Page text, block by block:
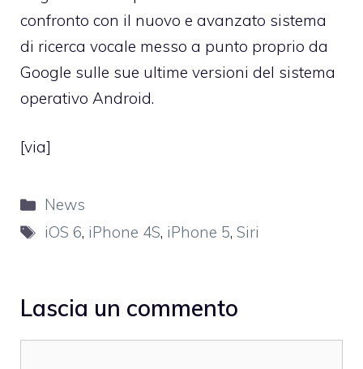
confronto con il nuovo e avanzato sistema
di ricerca vocale messo a punto proprio da
Google sulle sue ultime versioni del sistema
operativo Android.
[via]
Categorie
News
Tag
iOS 6, iPhone 4S, iPhone 5,Siri
Lascia un commento